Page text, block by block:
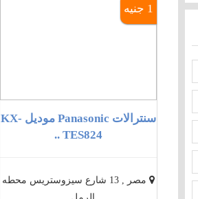
1 جنيه
سنترالات Panasonic موديل KX-
TES824 ..
مصر , 13 شارع سيزوستريس محطه
الرمل ..